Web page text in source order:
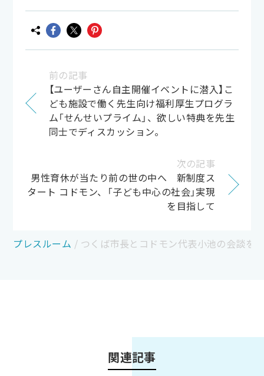
前の記事
【ユーザーさん自主開催イベントに潜入】こ
ども施設で働く先生向け福利厚生プログラ
ム「せんせいプライム」、欲しい特典を先生
同士でディスカッション。
次の記事
男性育休が当たり前の世の中へ 新制度ス
タート コドモン、「子ども中心の社会」実現
を目指して
プレスルーム / つくば市長とコドモン代表小池の会談を
関連記事